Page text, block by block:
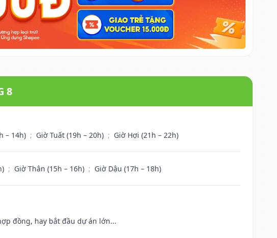
8
– 14h) ; Giờ Tuất (19h – 20h) ; Giờ Hợi (21h – 22h)
; Giờ Thân (15h – 16h) ; Giờ Dậu (17h – 18h)
đồng, hay bắt đầu dự án lớn...